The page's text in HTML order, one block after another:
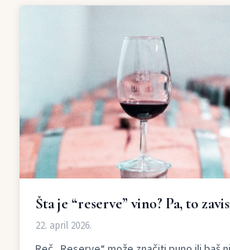
Šta je “reserve” vino? Pa, to
22. april 2026.